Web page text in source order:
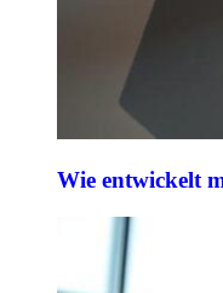
Wie entwickelt